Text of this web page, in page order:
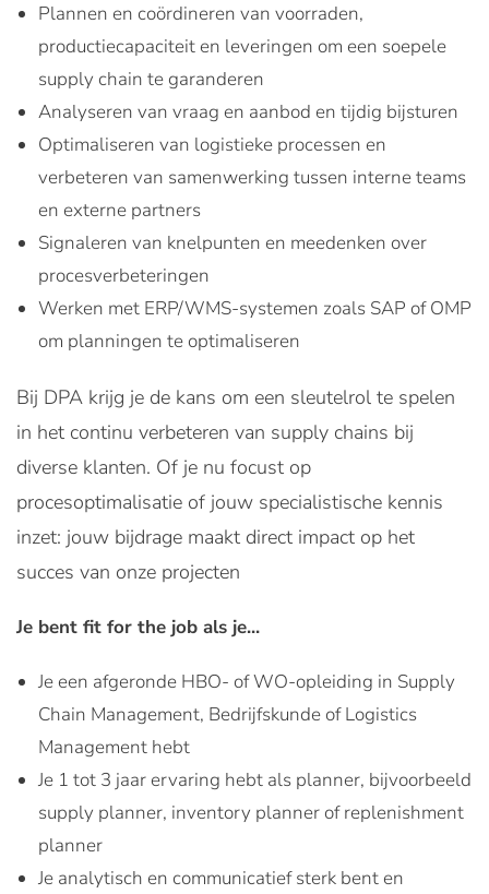
Plannen en coördineren van voorraden,
productiecapaciteit en leveringen om een soepele
supply chain te garanderen
Analyseren van vraag en aanbod en tijdig bijsturen
Optimaliseren van logistieke processen en
verbeteren van samenwerking tussen interne teams
en externe partners
Signaleren van knelpunten en meedenken over
procesverbeteringen
Werken met ERP/WMS-systemen zoals SAP of OMP
om planningen te optimaliseren
Bij DPA krijg je de kans om een sleutelrol te spelen
in het continu verbeteren van supply chains bij
diverse klanten. Of je nu focust op
procesoptimalisatie of jouw specialistische kennis
inzet: jouw bijdrage maakt direct impact op het
succes van onze projecten
Je bent fit for the job als je...
Je een afgeronde HBO- of WO-opleiding in Supply
Chain Management, Bedrijfskunde of Logistics
Management hebt
Je 1 tot 3 jaar ervaring hebt als planner, bijvoorbeeld
supply planner, inventory planner of replenishment
planner
Je analytisch en communicatief sterk bent en